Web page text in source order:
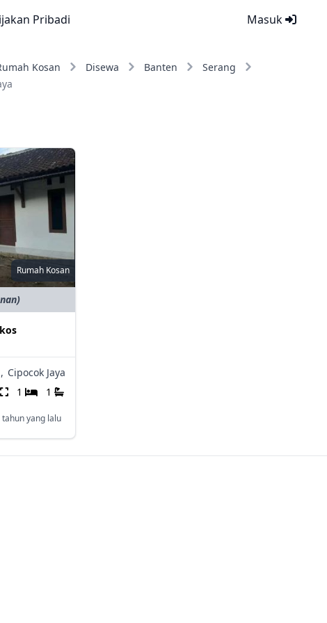
Masuk
Pribadi
Kosan Disewa Banten
Serang
Rumah Kosan
Cipocok Jaya
1 1
tahun yang lalu